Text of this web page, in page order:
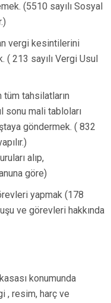
(5510 sayılı Sosyal
vergi kesintilerini
213 sayılı Vergi Usul
tüm tahsilatların
sonu mali tabloları
göndermek. ( 832
alıp,
göre)
yapmak (178
ve görevleri hakkında
konumunda
, resim, harç ve